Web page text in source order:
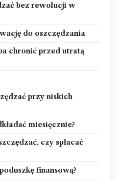
bez rewolucji w
do oszczędzania
chronić przed utratą
przy niskich
miesięcznie?
czy spłacać
finansową?